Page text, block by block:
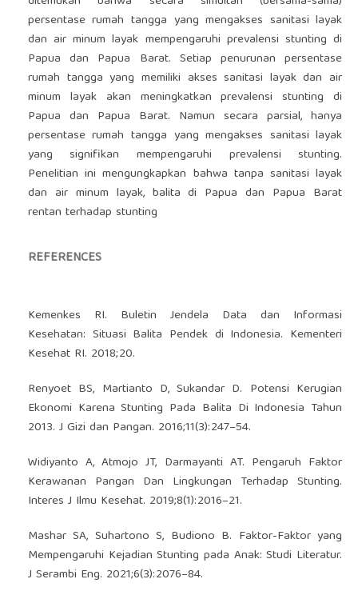
persentase rumah tangga yang mengakses sanitasi layak
dan air minum layak mempengaruhi prevalensi stunting di
Papua dan Papua Barat. Setiap penurunan persentase
rumah tangga yang memiliki akses sanitasi layak dan air
minum layak akan meningkatkan prevalensi stunting di
Papua dan Papua Barat. Namun secara parsial, hanya
persentase rumah tangga yang mengakses sanitasi layak
yang signifikan mempengaruhi prevalensi stunting.
Penelitian ini mengungkapkan bahwa tanpa sanitasi layak
dan air minum layak, balita di Papua dan Papua Barat
rentan terhadap stunting
REFERENCES
Kemenkes RI. Buletin Jendela Data dan Informasi
Kesehatan: Situasi Balita Pendek di Indonesia. Kementeri
Kesehat RI. 2018;20.
Renyoet BS, Martianto D, Sukandar D. Potensi Kerugian
Ekonomi Karena Stunting Pada Balita Di Indonesia Tahun
2013. J Gizi dan Pangan. 2016;11(3):247–54.
Widiyanto A, Atmojo JT, Darmayanti AT. Pengaruh Faktor
Kerawanan Pangan Dan Lingkungan Terhadap Stunting.
Interes J Ilmu Kesehat. 2019;8(1):2016–21.
Mashar SA, Suhartono S, Budiono B. Faktor-Faktor yang
Mempengaruhi Kejadian Stunting pada Anak: Studi Literatur.
J Serambi Eng. 2021;6(3):2076–84.